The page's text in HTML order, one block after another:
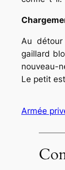
Au
gaillard
nouveau-
Le petit
Armée